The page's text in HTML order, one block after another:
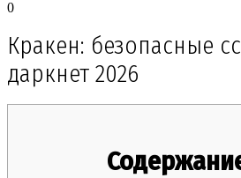
0
Кракен: безопасные
даркнет 2026